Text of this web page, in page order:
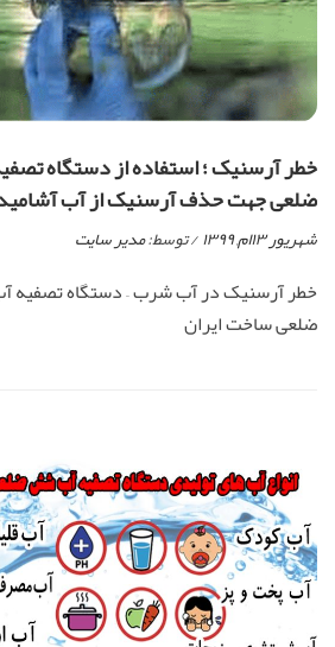
خطر آرسنیک ؛ استفاده از دستگاه
ضلعی جهت حذف آرسنیک از آب
شهریور ۱۳ام, ۱۳۹۹ / توسط:مدیر سایت
خطر آرسنیک در آب شرب – دستگاه تصفیه
ضلعی ساخت ایران